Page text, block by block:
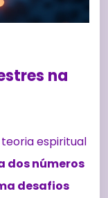
na
espiritual
dos números
desafios